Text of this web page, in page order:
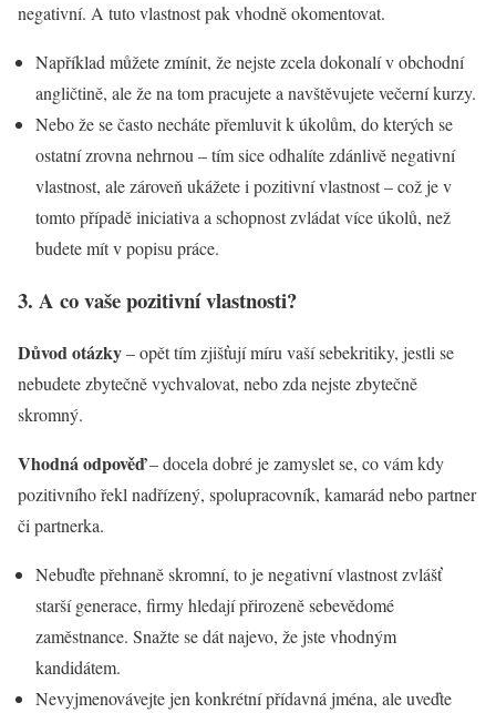
negativní. A tuto vlastnost pak vhodně okomentovat.
Například můžete zmínit, že nejste zcela dokonalí v obchodní
angličtině, ale že na tom pracujete a navštěvujete večerní kurzy.
Nebo že se často necháte přemluvit k úkolům, do kterých se
ostatní zrovna nehrnou – tím sice odhalíte zdánlivě negativní
vlastnost, ale zároveň ukážete i pozitivní vlastnost – což je v
tomto případě iniciativa a schopnost zvládat více úkolů, než
budete mít v popisu práce.
3. A co vaše pozitivní vlastnosti?
Důvod otázky– opět tím zjišťují míru vaší sebekritiky, jestli se
nebudete zbytečně vychvalovat, nebo zda nejste zbytečně
skromný.
Vhodná odpověď– docela dobré je zamyslet se, co vám kdy
pozitivního řekl nadřízený, spolupracovník, kamarád nebo partner
či partnerka.
Nebuďte přehnaně skromní, to je negativní vlastnost zvlášť
starší generace, firmy hledají přirozeně sebevědomé
zaměstnance. Snažte se dát najevo, že jste vhodným
kandidátem.
Nevyjmenovávejte jen konkrétní přídavná jména, ale uveďte